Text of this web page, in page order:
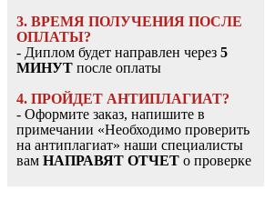
3. ВРЕМЯ ПОЛУЧЕНИЯ ПОСЛЕ
ОПЛАТЫ?
- Диплом будет направлен через 5
МИНУТ после оплаты
4. ПРОЙДЕТ АНТИПЛАГИАТ?
- Оформите заказ, напишите в
примечании «Необходимо проверить
на антиплагиат» наши специалисты
вам НАПРАВЯТ ОТЧЕТ о проверке